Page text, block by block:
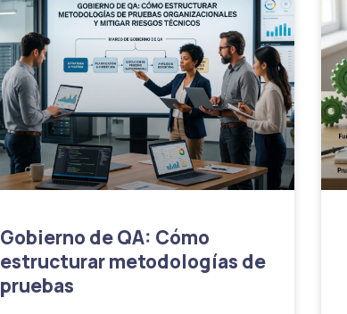
Gobierno de QA: Cómo
estructurar metodologías de
pruebas